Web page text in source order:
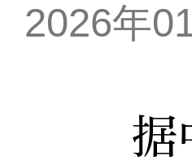
2026年
据中